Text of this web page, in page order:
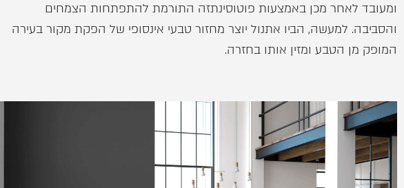
ומעובד לאחר מכן באמצעות פוטוסינתזה התורמת להתפתחות הצמחים
והסביבה. למעשה, הביו אתנול יוצר מחזור טבעי אינסופי של הפקת מקור בעירה
המופק מן הטבע ומזין אותו בחזרה.